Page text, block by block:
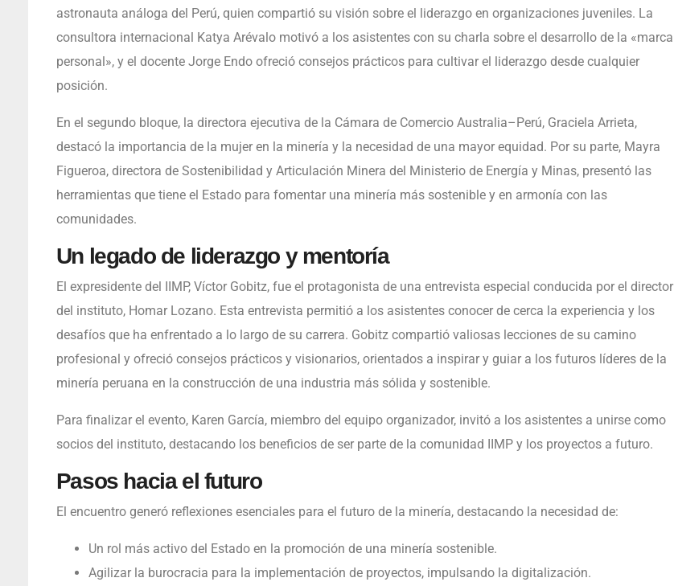
astronauta análoga del Perú, quien compartió su visión sobre el liderazgo en organizaciones juveniles. La
consultora internacional Katya Arévalo motivó a los asistentes con su charla sobre el desarrollo de la «marca
personal», y el docente Jorge Endo ofreció consejos prácticos para cultivar el liderazgo desde cualquier
posición.
En el segundo bloque, la directora ejecutiva de la Cámara de Comercio Australia–Perú, Graciela Arrieta,
destacó la importancia de la mujer en la minería y la necesidad de una mayor equidad. Por su parte, Mayra
Figueroa, directora de Sostenibilidad y Articulación Minera del Ministerio de Energía y Minas, presentó las
herramientas que tiene el Estado para fomentar una minería más sostenible y en armonía con las
comunidades.
Un legado de liderazgo y mentoría
El expresidente del IIMP, Víctor Gobitz, fue el protagonista de una entrevista especial conducida por el director
del instituto, Homar Lozano. Esta entrevista permitió a los asistentes conocer de cerca la experiencia y los
desafíos que ha enfrentado a lo largo de su carrera. Gobitz compartió valiosas lecciones de su camino
profesional y ofreció consejos prácticos y visionarios, orientados a inspirar y guiar a los futuros líderes de la
minería peruana en la construcción de una industria más sólida y sostenible.
Para finalizar el evento, Karen García, miembro del equipo organizador, invitó a los asistentes a unirse como
socios del instituto, destacando los beneficios de ser parte de la comunidad IIMP y los proyectos a futuro.
Pasos hacia el futuro
El encuentro generó reflexiones esenciales para el futuro de la minería, destacando la necesidad de:
Un rol más activo del Estado en la promoción de una minería sostenible.
Agilizar la burocracia para la implementación de proyectos, impulsando la digitalización.